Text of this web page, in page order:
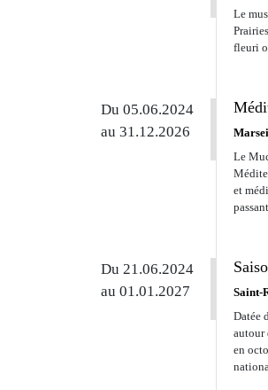
Le
fleuri
Du 05.06.2024
au 31.12.2026
Le
et
Du 21.06.2024
au 01.01.2027
Saint-
Datée
autour
en